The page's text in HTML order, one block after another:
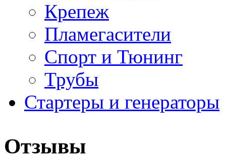
Крепеж
Пламегасители
Спорт и Тюнинг
Трубы
Стартеры и генераторы
Отзывы